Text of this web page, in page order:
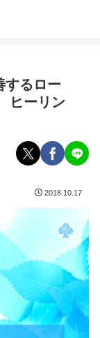
るロー
ヒーリン
2018.10.17